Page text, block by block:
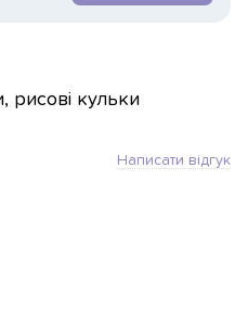
рисові кульки
Написати відгук